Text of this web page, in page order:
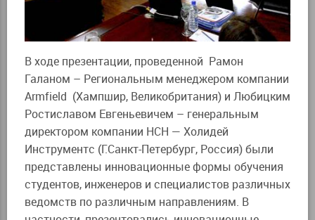
В ходе презентации, проведенной Рамон
Галаном – Региональным менеджером компании
Armfield (Хампшир, Великобритания) и Любицким
Ростиславом Евгеньевичем – генеральным
директором компании HCH — Холидей
Инструментс (Г.Санкт-Петербург, Россия) были
представлены инновационные формы обучения
студентов, инженеров и специалистов различных
ведомств по различным направлениям. В